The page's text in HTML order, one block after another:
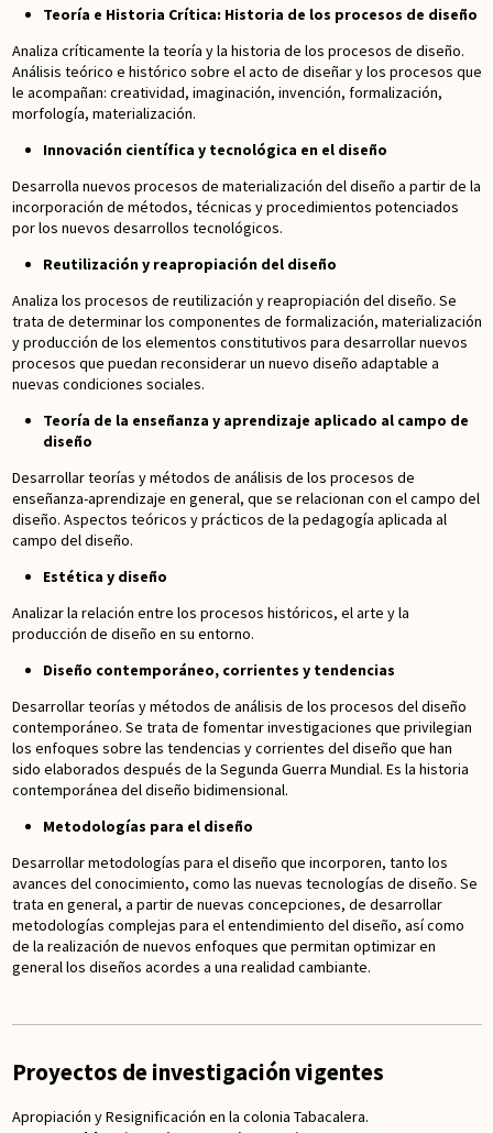
Teoría e Historia Crítica: Historia de los procesos de diseño
Analiza críticamente la teoría y la historia de los procesos de diseño.
Análisis teórico e histórico sobre el acto de diseñar y los procesos que
le acompañan: creatividad, imaginación, invención, formalización,
morfología, materialización.
Innovación científica y tecnológica en el diseño
Desarrolla nuevos procesos de materialización del diseño a partir de la
incorporación de métodos, técnicas y procedimientos potenciados
por los nuevos desarrollos tecnológicos.
Reutilización y reapropiación del diseño
Analiza los procesos de reutilización y reapropiación del diseño. Se
trata de determinar los componentes de formalización, materialización
y producción de los elementos constitutivos para desarrollar nuevos
procesos que puedan reconsiderar un nuevo diseño adaptable a
nuevas condiciones sociales.
Teoría de la enseñanza y aprendizaje aplicado al campo de
diseño
Desarrollar teorías y métodos de análisis de los procesos de
enseñanza-aprendizaje en general, que se relacionan con el campo del
diseño. Aspectos teóricos y prácticos de la pedagogía aplicada al
campo del diseño.
Estética y diseño
Analizar la relación entre los procesos históricos, el arte y la
producción de diseño en su entorno.
Diseño contemporáneo, corrientes y tendencias
Desarrollar teorías y métodos de análisis de los procesos del diseño
contemporáneo. Se trata de fomentar investigaciones que privilegian
los enfoques sobre las tendencias y corrientes del diseño que han
sido elaborados después de la Segunda Guerra Mundial. Es la historia
contemporánea del diseño bidimensional.
Metodologías para el diseño
Desarrollar metodologías para el diseño que incorporen, tanto los
avances del conocimiento, como las nuevas tecnologías de diseño. Se
trata en general, a partir de nuevas concepciones, de desarrollar
metodologías complejas para el entendimiento del diseño, así como
de la realización de nuevos enfoques que permitan optimizar en
general los diseños acordes a una realidad cambiante.
Proyectos de investigación vigentes
Apropiación y Resignificación en la colonia Tabacalera.